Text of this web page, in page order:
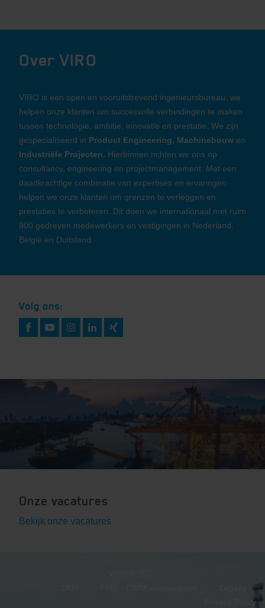
Over VIRO
VIRO is een open en vooruitstrevend ingenieursbureau: we
helpen onze klanten om succesvolle verbindingen te maken
tussen technologie, ambitie, innovatie en prestatie. We zijn
gespecialiseerd in Product Engineering, Machinebouw en
Industriële Projecten. Hierbinnen richten we ons op
consultancy, engineering en projectmanagement. Met een
daadkrachtige combinatie van expertises en ervaringen
helpen we onze klanten om grenzen te verleggen en
prestaties te verbeteren. Dit doen we internationaal met ruim
900 gedreven medewerkers en vestigingen in Nederland,
België en Duitsland.
Volg ons:
Onze vacatures
Bekijk onze vacatures
Privacy Policy